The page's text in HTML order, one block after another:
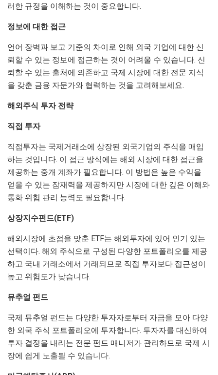
러한 규정을 이해하는 것이 중요합니다.
정보에 대한 접근
언어 장벽과 보고 기준의 차이로 인해 외국 기업에 대한 신
뢰할 수 있는 정보에 접근하는 것이 어려울 수 있습니다. 신
뢰할 수 있는 출처에 의존하고 국제 시장에 대한 전문 지식
을 갖춘 금융 자문가와 협력하는 것을 고려해보세요.
해외주식 투자 전략
직접 투자
직접투자는 국제거래소에 상장된 외국기업의 주식을 매입
하는 것입니다. 이 접근 방식에는 해외 시장에 대한 접근을
제공하는 중개 계좌가 필요합니다. 이 방법은 높은 수익을
얻을 수 있는 잠재력을 제공하지만 시장에 대한 깊은 이해와
통화 위험 관리 능력도 필요합니다.
상장지수펀드(ETF)
해외시장에 초점을 맞춘 ETF는 해외투자에 있어 인기 있는
선택이다. 해외 주식으로 구성된 다양한 포트폴리오를 제공
하고 국내 거래소에서 거래되므로 직접 투자보다 접근성이
높고 위험도가 낮습니다.
뮤추얼 펀드
국제 뮤추얼 펀드는 다양한 투자자로부터 자금을 모아 다양
한 외국 주식 포트폴리오에 투자합니다. 투자자를 대신하여
투자 결정을 내리는 전문 펀드 매니저가 관리하므로 국제 시
장에 쉽게 노출될 수 있습니다.